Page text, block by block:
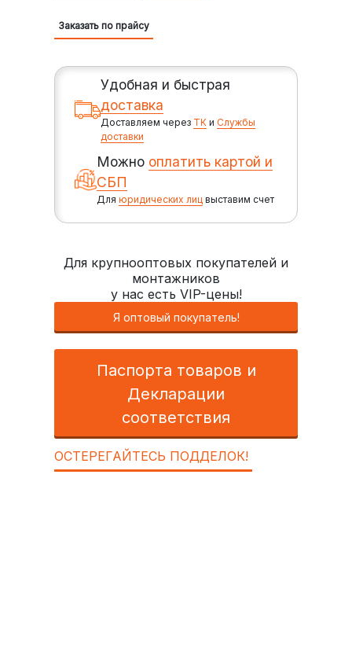
Заказать по прайсу
Удобная и быстрая
доставка
Доставляем через ТК иСлужбы
доставки
Можно оплатить картой и
СБП
Дляюридических лиц выставим счет
Для крупнооптовых покупателей и
монтажников
у нас есть VIP-цены!
Я оптовый покупатель!
Паспорта товаров и
Декларации
соответствия
ОСТЕРЕГАЙТЕСЬ ПОДДЕЛОК!